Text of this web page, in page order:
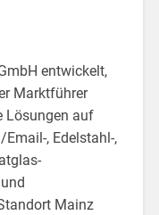
entwickelt,
Marktführer
Lösungen auf
, Edelstahl-,
Mainz